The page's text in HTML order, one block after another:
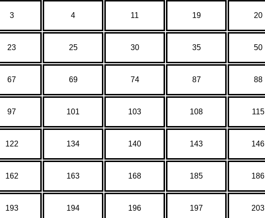
3 4 11 19 20
23 25 30 35 50
67 69 74 87 88
97 101 103 108 115
122 134 140 143 146
162 163 168 185 186
193 194 196 197 203